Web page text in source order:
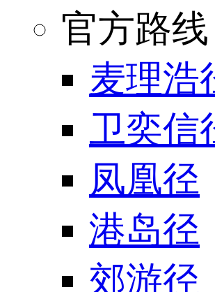
官方路线
麦理浩
卫奕信
凤凰径
港岛径
郊游径